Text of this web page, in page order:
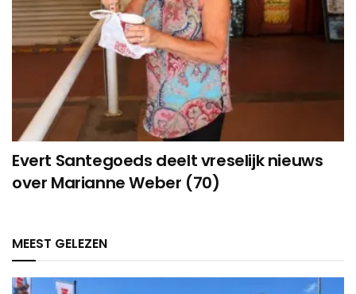
Evert Santegoeds deelt vreselijk nieuws
over Marianne Weber (70)
MEEST GELEZEN